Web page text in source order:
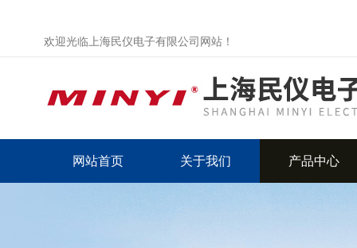
欢迎光临上海民仪电子有限公司网站！
网站首页 关于我们 产品中心